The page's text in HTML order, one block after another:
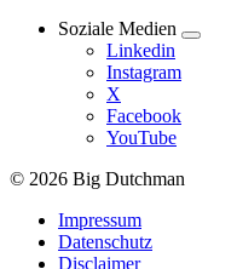
Soziale Medien
Linkedin
Instagram
X
Facebook
YouTube
© 2026 Big Dutchman
Impressum
Datenschutz
Disclaimer